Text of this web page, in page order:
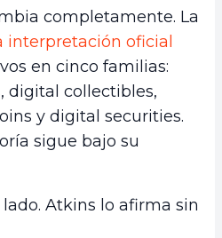
completamente. La
interpretación oficial
en cinco familias:
digital collectibles,
y digital securities.
sigue bajo su
Atkins lo afirma sin